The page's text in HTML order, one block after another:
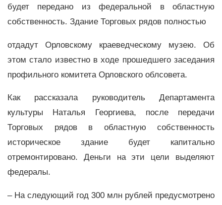
будет передано из федеральной в областную
собственность. Здание Торговых рядов полностью
отдадут Орловскому краеведческому музею. Об
этом стало известно в ходе прошедшего заседания
профильного комитета Орловского облсовета.
Как рассказала руководитель Департамента
культуры Наталья Георгиева, после передачи
Торговых рядов в областную собственность
историческое здание будет капитально
отремонтировано. Деньги на эти цели выделяют
федералы.
– На следующий год 300 млн рублей предусмотрено